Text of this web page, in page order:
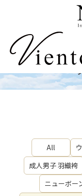
All
成人男子 羽織袴
ニューボー